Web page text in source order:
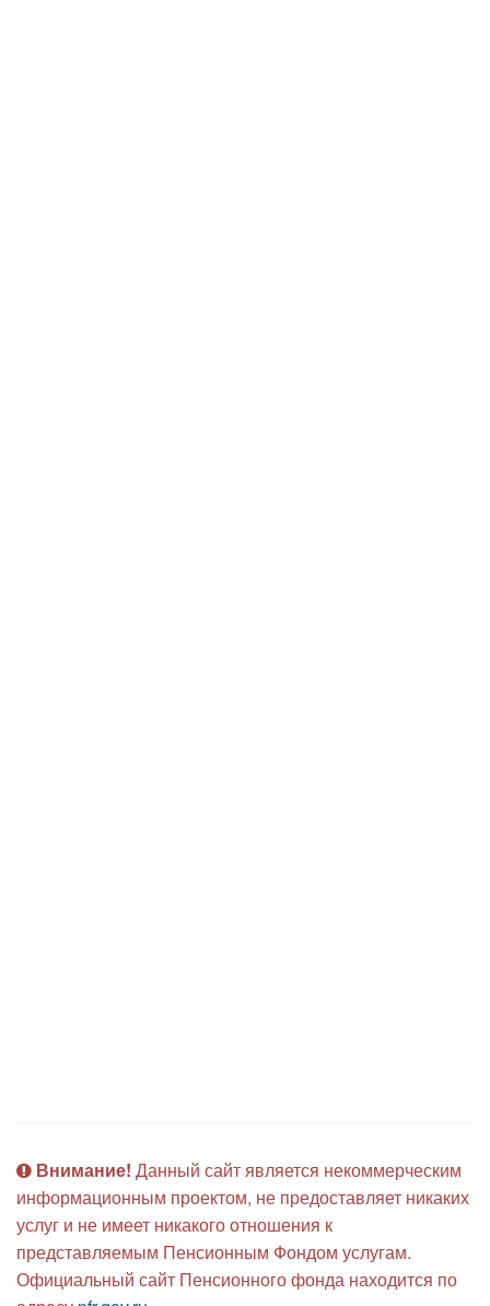
Внимание! Данный сайт является некоммерческим
информационным проектом, не предоставляет никаких
услуг и не имеет никакого отношения к
представляемым Пенсионным Фондом услугам.
Официальный сайт Пенсионного фонда находится по